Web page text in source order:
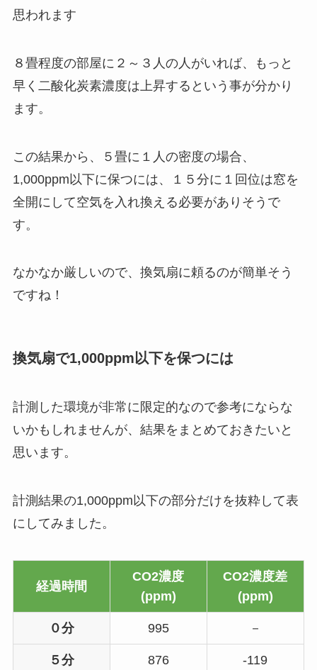
思われます
８畳程度の部屋に２～３人の人がいれば、もっと
早く二酸化炭素濃度は上昇するという事が分かり
ます。
この結果から、５畳に１人の密度の場合、
1,000ppm以下に保つには、１５分に１回位は窓を
全開にして空気を入れ換える必要がありそうで
す。
なかなか厳しいので、換気扇に頼るのが簡単そう
ですね！
換気扇で1,000ppm以下を保つには
計測した環境が非常に限定的なので参考にならな
いかもしれませんが、結果をまとめておきたいと
思います。
計測結果の1,000ppm以下の部分だけを抜粋して表
にしてみました。
経過時間
CO2濃度
(ppm)
CO2濃度差
(ppm)
０分 995 －
５分 876 -119